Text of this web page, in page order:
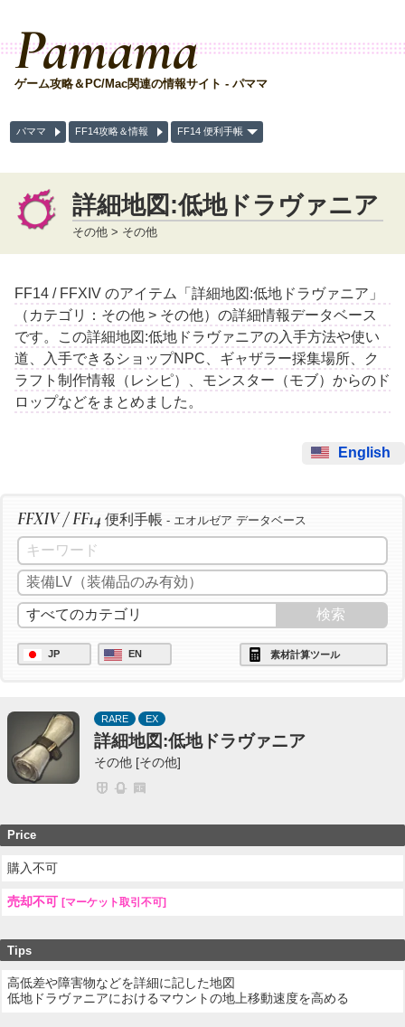
Pamama
ゲーム攻略＆PC/Mac関連の情報サイト - パママ
パママ FF14攻略＆情報 FF14 便利手帳
詳細地図:低地ドラヴァニア
その他 > その他
FF14 / FFXIV のアイテム「詳細地図:低地ドラヴァニア」
（カテゴリ：その他 > その他）の詳細情報データベース
です。この詳細地図:低地ドラヴァニアの入手方法や使い
道、入手できるショップNPC、ギャザラー採集場所、ク
ラフト制作情報（レシピ）、モンスター（モブ）からのド
ロップなどをまとめました。
English
FFXIV / FF14 便利手帳 - エオルゼア データベース
JP EN 素材計算ツール
RARE EX
詳細地図:低地ドラヴァニア
その他 [その他]
Price
購入不可
売却不可 [マーケット取引不可]
Tips
高低差や障害物などを詳細に記した地図
低地ドラヴァニアにおけるマウントの地上移動速度を高める